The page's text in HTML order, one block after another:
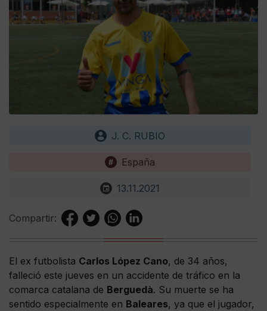
J. C. RUBIO
España
13.11.2021
Compartir:
El ex futbolista Carlos López Cano, de 34 años,
falleció este jueves en un accidente de tráfico en la
comarca catalana de Berguedà. Su muerte se ha
sentido especialmente en Baleares, ya que el jugador,